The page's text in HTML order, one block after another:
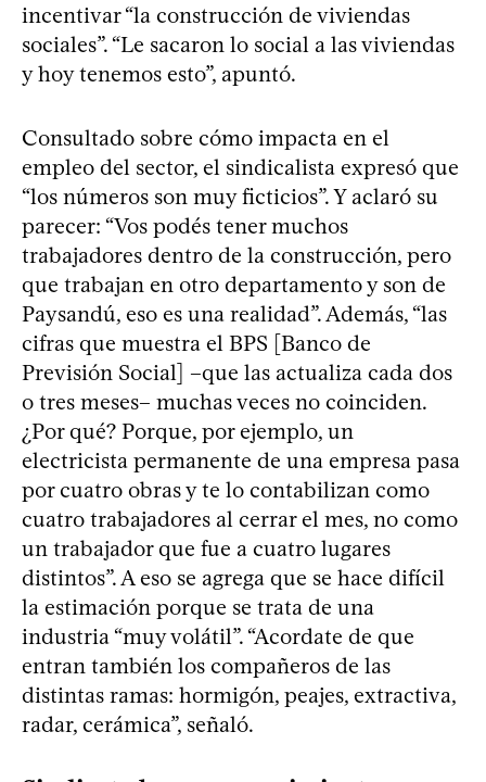
incentivar “la construcción de viviendas
sociales”. “Le sacaron lo social a las viviendas
y hoy tenemos esto”, apuntó.
Consultado sobre cómo impacta en el
empleo del sector, el sindicalista expresó que
“los números son muy ficticios”. Y aclaró su
parecer: “Vos podés tener muchos
trabajadores dentro de la construcción, pero
que trabajan en otro departamento y son de
Paysandú, eso es una realidad”. Además, “las
cifras que muestra el BPS [Banco de
Previsión Social] –que las actualiza cada dos
o tres meses– muchas veces no coinciden.
¿Por qué? Porque, por ejemplo, un
electricista permanente de una empresa pasa
por cuatro obras y te lo contabilizan como
cuatro trabajadores al cerrar el mes, no como
un trabajador que fue a cuatro lugares
distintos”. A eso se agrega que se hace difícil
la estimación porque se trata de una
industria “muy volátil”. “Acordate de que
entran también los compañeros de las
distintas ramas: hormigón, peajes, extractiva,
radar, cerámica”, señaló.